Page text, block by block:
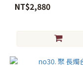
NT$2,880